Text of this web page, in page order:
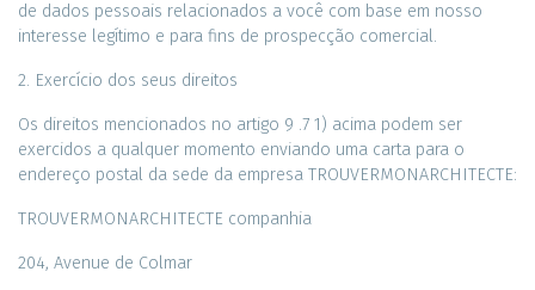
de dados pessoais relacionados a você com base em nosso
interesse legítimo e para fins de prospecção comercial.
2. Exercício dos seus direitos
Os direitos mencionados no artigo 9 .7 1) acima podem ser
exercidos a qualquer momento enviando uma carta para o
endereço postal da sede da empresa TROUVERMONARCHITECTE:
TROUVERMONARCHITECTE companhia
204, Avenue de Colmar